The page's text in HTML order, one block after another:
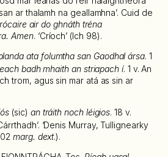
ar thalamh na geallamhna’. Cuid de
air do ghnáth tréna
Amen. ‘Críoch’ (lch 98).
ata folumtha san Gaodhal ársa. 1
badh mhaith an striapach í. 1 v. An
trom, agus sin mar atá as sin ar
(sic) an tráith noch léigios. 18 v.
‘Denis Murray, Tullignearky
marg. dext.).